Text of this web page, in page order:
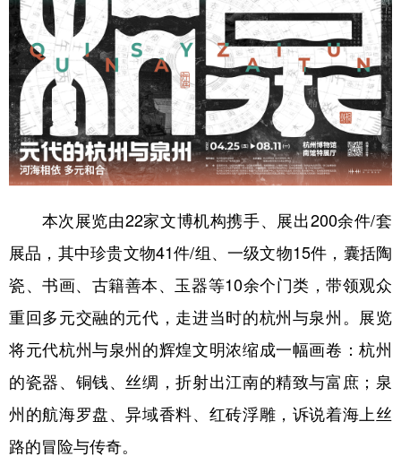
法律 中央文件 金融 汽车
食品 人居 信息化 数字经济
学术中国 乡村振兴 银龄 溯源中国
城市 旅游 能源 会展
彩票 娱乐 时尚 悦读
公益 一带一路 亚太网 上市公司
文化产业
地方频道
北京 天津 河北 山西
辽宁 上海
本次展览由22家文博机构携手、展出200余件/套
展品，其中珍贵文物41件/组、一级文物15件，囊括陶
瓷、书画、古籍善本、玉器等10余个门类，带领观众
重回多元交融的元代，走进当时的杭州与泉州。展览
将元代杭州与泉州的辉煌文明浓缩成一幅画卷：杭州
的瓷器、铜钱、丝绸，折射出江南的精致与富庶；泉
州的航海罗盘、异域香料、红砖浮雕，诉说着海上丝
路的冒险与传奇。